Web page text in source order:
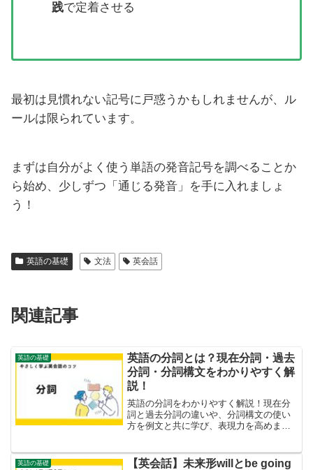
践で定着させる
最初は見慣れない記号に戸惑うかもしれませんが、ル
ールは限られています。
まずは自分がよく使う単語の発音記号を調べることか
ら始め、少しずつ「通じる発音」を手に入れましょ
う！
英語の基礎 文法 英会話
関連記事
英語の基礎
英語の分詞とは？現在分詞・過去
分詞・分詞構文をわかりやすく解
説！
英語の分詞をわかりやすく解説！現在分
詞と過去分詞の違いや、分詞構文の使い
方を例文と共に学び、表現力を高めまし
英語の基礎
【英会話】未来形willとbe going